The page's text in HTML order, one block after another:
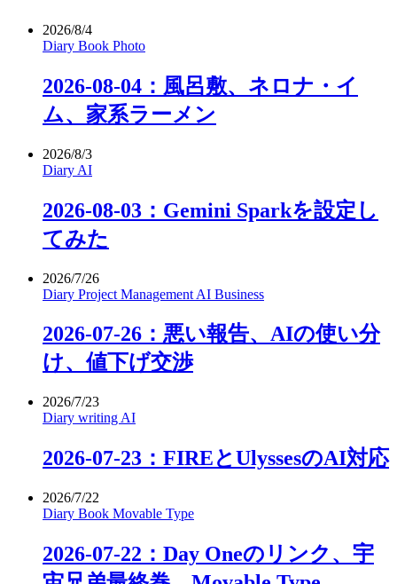
2026/8/4
Diary Book Photo
2026-08-04：風呂敷、ネロナ・イ
ム、家系ラーメン
2026/8/3
Diary AI
2026-08-03：Gemini Sparkを設定し
てみた
2026/7/26
Diary Project Management AI Business
2026-07-26：悪い報告、AIの使い分
け、値下げ交渉
2026/7/23
Diary writing AI
2026-07-23：FIREとUlyssesのAI対応
2026/7/22
Diary Book Movable Type
2026-07-22：Day Oneのリンク、宇